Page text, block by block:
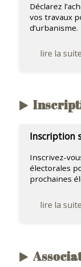
Déclarez
vos travaux
d’urbanisme.
lire la suite
Inscription
Inscrivez-
électorales
prochaines
lire la suite